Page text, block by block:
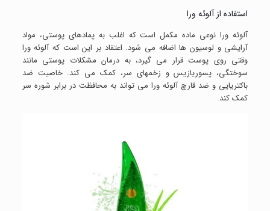
استفاده از آلوئه ورا
آلوئه ورا نوعی ماده مکمل است که اغلب به پمادهای پوستی، مواد
آرایشی و لوسیون ها اضافه می شود. اعتقاد بر این است که آلوئه ورا
وقتی روی پوست قرار می گیرد، به درمان مشکلات پوستی مانند
سوختگی، پسوریازیس و زخمهای سر، کمک می کند. خاصیت ضد
باکتریایی و ضد قارچ آلوئه ورا می تواند به محافظت در برابر شوره سر
کمک کند.